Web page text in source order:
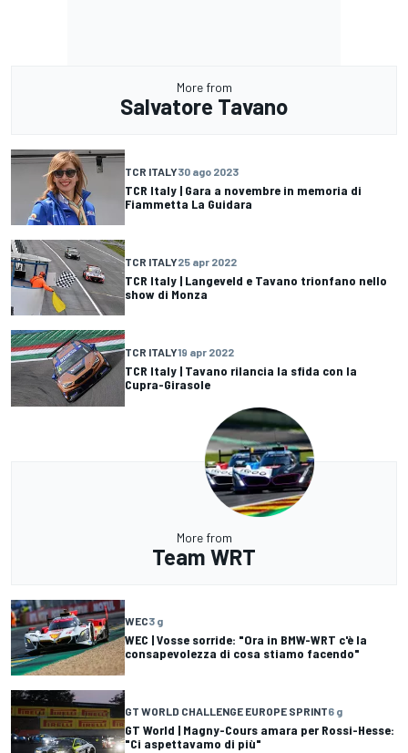
More from
Salvatore Tavano
TCR ITALY30 ago 2023
TCR Italy | Gara a novembre in memoria di
Fiammetta La Guidara
TCR ITALY25 apr 2022
TCR Italy | Langeveld e Tavano trionfano nello
show di Monza
TCR ITALY19 apr 2022
TCR Italy | Tavano rilancia la sfida con la
Cupra-Girasole
More from
Team WRT
WEC3 g
WEC | Vosse sorride: "Ora in BMW-WRT c'è la
consapevolezza di cosa stiamo facendo"
GT WORLD CHALLENGE EUROPE SPRINT6 g
GT World | Magny-Cours amara per Rossi-Hesse:
"Ci aspettavamo di più"